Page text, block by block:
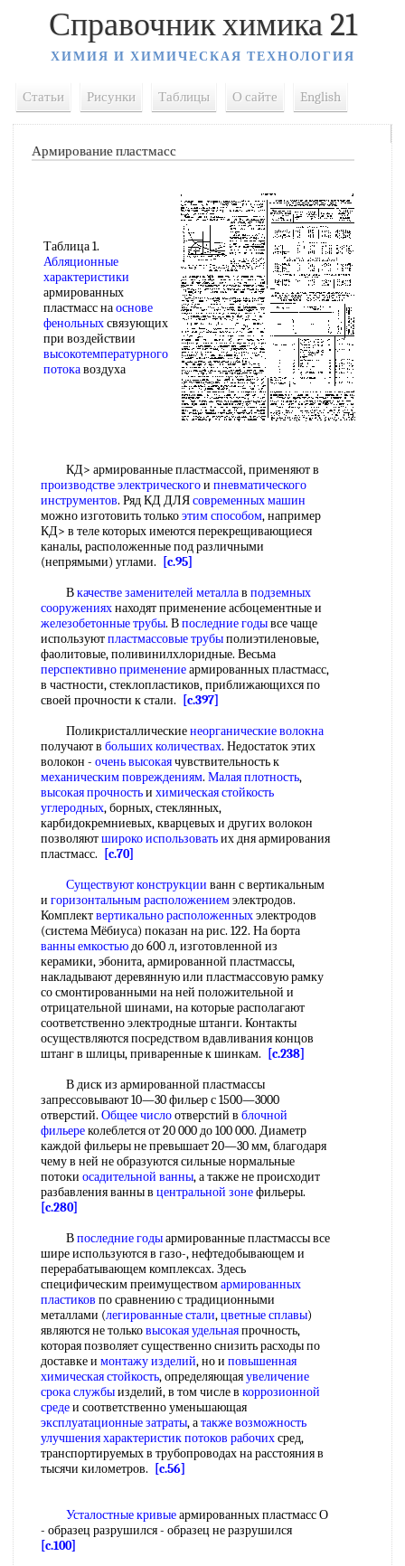
Справочник химика 21
ХИМИЯ И ХИМИЧЕСКАЯ ТЕХНОЛОГИЯ
Статьи Рисунки Таблицы О сайте English
Армирование пластмасс
Таблица 1.
Абляционные
характеристики
армированных
пластмасс наоснове
фенольныхсвязующих
при воздействии
высокотемпературного
потокавоздуха
КД> армированные пластмассой, применяют в
производстве электрическогои пневматического
инструментов. Ряд КД ДЛЯсовременных машин
можно изготовить толькоэтим способом, например
КД> в теле которых имеются перекрещивающиеся
каналы, расположенные под различными
(непрямыми) углами.
[c.95]
Вкачестве заменителей металлав подземных
сооруженияхнаходят применение асбоцементные и
железобетонные трубы. Впоследние годывсе чаще
используютпластмассовые трубыполиэтиленовые,
фаолитовые, поливинилхлоридные. Весьма
перспективно применениеармированных пластмасс,
в частности, стеклопластиков, приближающихся по
своей прочности к стали.
[c.397]
Поликристаллическиенеорганические волокна
получают в больших количествах. Недостаток этих
волокон - очень высокаячувствительность к
механическим повреждениям. Малая плотность,
высокая прочностьи химическая стойкость
углеродных, борных, стеклянных,
карбидокремниевых, кварцевых и других волокон
позволяютшироко использоватьих дня армирования
пластмасс.
[c.70]
Существуют конструкции ванн с вертикальным
и горизонтальным расположениемэлектродов.
Комплектвертикально расположенныхэлектродов
(система Мёбиуса) показан на рис. 122. На борта
ванны емкостьюдо 600 л, изготовленной из
керамики, эбонита, армированной пластмассы,
накладывают деревянную или пластмассовую рамку
со смонтированными на ней положительной и
отрицательной шинами, на которые располагают
соответственно электродные штанги. Контакты
осуществляются посредством вдавливания концов
штанг в шлицы, приваренные к шинкам.
[c.238]
В диск из армированной пластмассы
запрессовывают 10—30 фильер с 1500—3000
отверстий. Общее числоотверстий в блочной
фильереколеблется от 20 000 до 100 000. Диаметр
каждой фильеры не превышает 20—30 мм, благодаря
чему в ней не образуются сильные нормальные
потоки осадительной ванны, а также не происходит
разбавления ванны в центральной зонефильеры.
[c.280]
Впоследние годыармированные пластмассы все
шире используются в газо-, нефтедобывающем и
перерабатывающем комплексах. Здесь
специфическим преимуществомармированных
пластиков по сравнению с традиционными
металлами (легированные стали,цветные сплавы)
являются не тольковысокая удельнаяпрочность,
которая позволяет существенно снизить расходы по
доставке и монтажу изделий, но и повышенная
химическая стойкость, определяющаяувеличение
срока службыизделий, в том числе в коррозионной
средеи соответственно уменьшающая
эксплуатационные затраты, атакже возможность
улучшения характеристикпотоков рабочихсред,
транспортируемых в трубопроводах на расстояния в
тысячи километров.
[c.56]
Усталостные кривыеармированных пластмасс О
- образец разрушился - образец не разрушился
[c.100]